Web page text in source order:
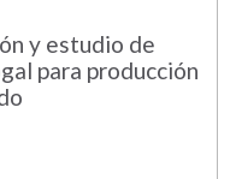
y estudio de
para producción